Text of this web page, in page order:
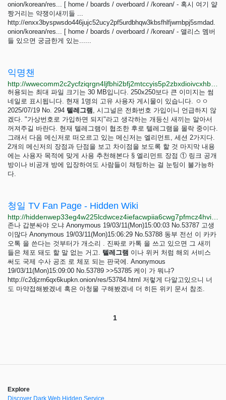
onion/korean/res... [ home / boards / overboard / /korean/ - 혹시 여기 얄
짱거리는 약쟁이새끼들 ...
http://enxx3byspwsdo446jujc52ucy2pf5urdbhqw3kbsfhlfjwmbpj5smdad.
onion/korean/res... [ home / boards / overboard / /korean/ - 앨리스 멤버
들 있으면 궁금한게 있는......
익명챈
허용되는 최대 파일 크기는 30 MB입니다. 250x250보다 큰 이미지는 썸
네일로 표시됩니다. 현재 1명의 고유 사용자 게시물이 있습니다. ㅇㅇ
2025/07/19 No. 294 텔레그램 , 시그널은 전화번호 가입이니 언급하지 않
겠다. "가상번호로 가입하면 되지"라고 생각하는 개등신 새끼는 알아서
꺼져주길 바란다. 현재 텔레그램이 협조한 후로 텔레그램을 몰락 중이다.
그래서 다음 메신저로 떠오르고 있는 메신저는 엘리먼트, 세션 2가지다.
2개의 메신저의 장점과 단점을 보고 차이점을 보도록 할 것 마지막 내용
에는 사용자 목적에 맞게 사용 추천해본다 § 엘리먼트 장점 ① 링크 공개
방이나 비공개 방에 입장하여도 사람들이 채팅하는 걸 눈팅이 불가능하
다.
청일 TV Fan Page - Hidden Wiki
존나 갑분싸야 오냐 Anonymous 19/03/11(Mon)15:00:03 No.53787 고생
이많다 Anonymous 19/03/11(Mon)15:06:29 No.53788 동부 전선 이 카카
오톡 을 쓴다는 것부터가 개소리 . 진짜로 카톡 을 쓰고 있으면 그 새끼
들은 체포 돼도 할 말 없는 거고. 텔레그램 이나 위커 처럼 해외 서비스
써도 국제 수사 공조 로 체포 되는 판국에. Anonymous
19/03/11(Mon)15:09:00 No.53789 >>53785 케이 가 뭐냐?
http://c2djzrn6qx6kupkn.onion/res/53784.html 저렇게 다알고있으니 너
도 마약접해봤겠네 혹은 아청물 구해봤겠네 더 히든 위키 문서 참조.
1
Explore
Discover Dark Web Hidden Service